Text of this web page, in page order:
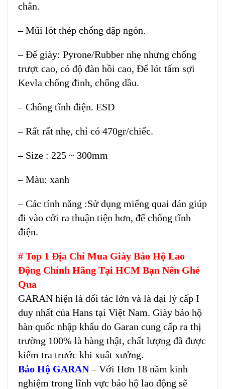
chân.
– Mũi lót thép chống dập ngón.
– Đế giày: Pyrone/Rubber nhẹ nhưng chống
trượt cao, có độ đàn hồi cao, Đế lót tấm sợi
Kevla chống đinh, chống dầu.
– Chống tĩnh điện. ESD
– Rất rất nhẹ, chỉ có 470gr/chiếc.
– Size : 225 ~ 300mm
– Màu: xanh
– Các tính năng :Sử dụng miếng quai dán giúp
đi vào cởi ra thuận tiện hơn, đế chống tĩnh
điện.
# Top 1 Địa Chỉ Mua Giày Bảo Hộ Lao
Động Chính Hãng Tại HCM Bạn Nên Ghé
Qua
GARAN hiện là đối tác lớn và là đại lý cấp I
duy nhất của Hans tại Việt Nam. Giày bảo hộ
hàn quốc nhập khẩu do Garan cung cấp ra thị
trường 100% là hàng thật, chất lượng đã được
kiểm tra trước khi xuất xưởng.
Bảo Hộ GARAN – Với Hơn 18 năm kinh
nghiệm trong lĩnh vực bảo hộ lao động sẽ